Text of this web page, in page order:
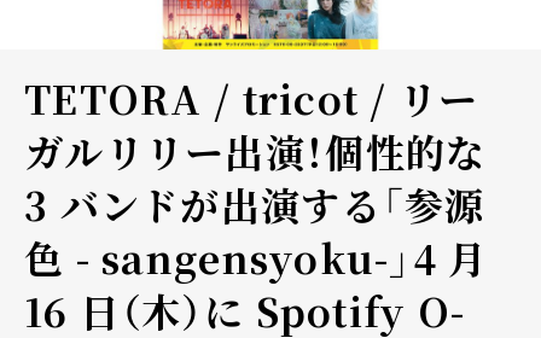
TETORA / tricot / リー
ガルリリー出演！個性的な
3 バンドが出演する「参源
色 - sangensyoku-」4 月
16 日（木）に Spotify O-